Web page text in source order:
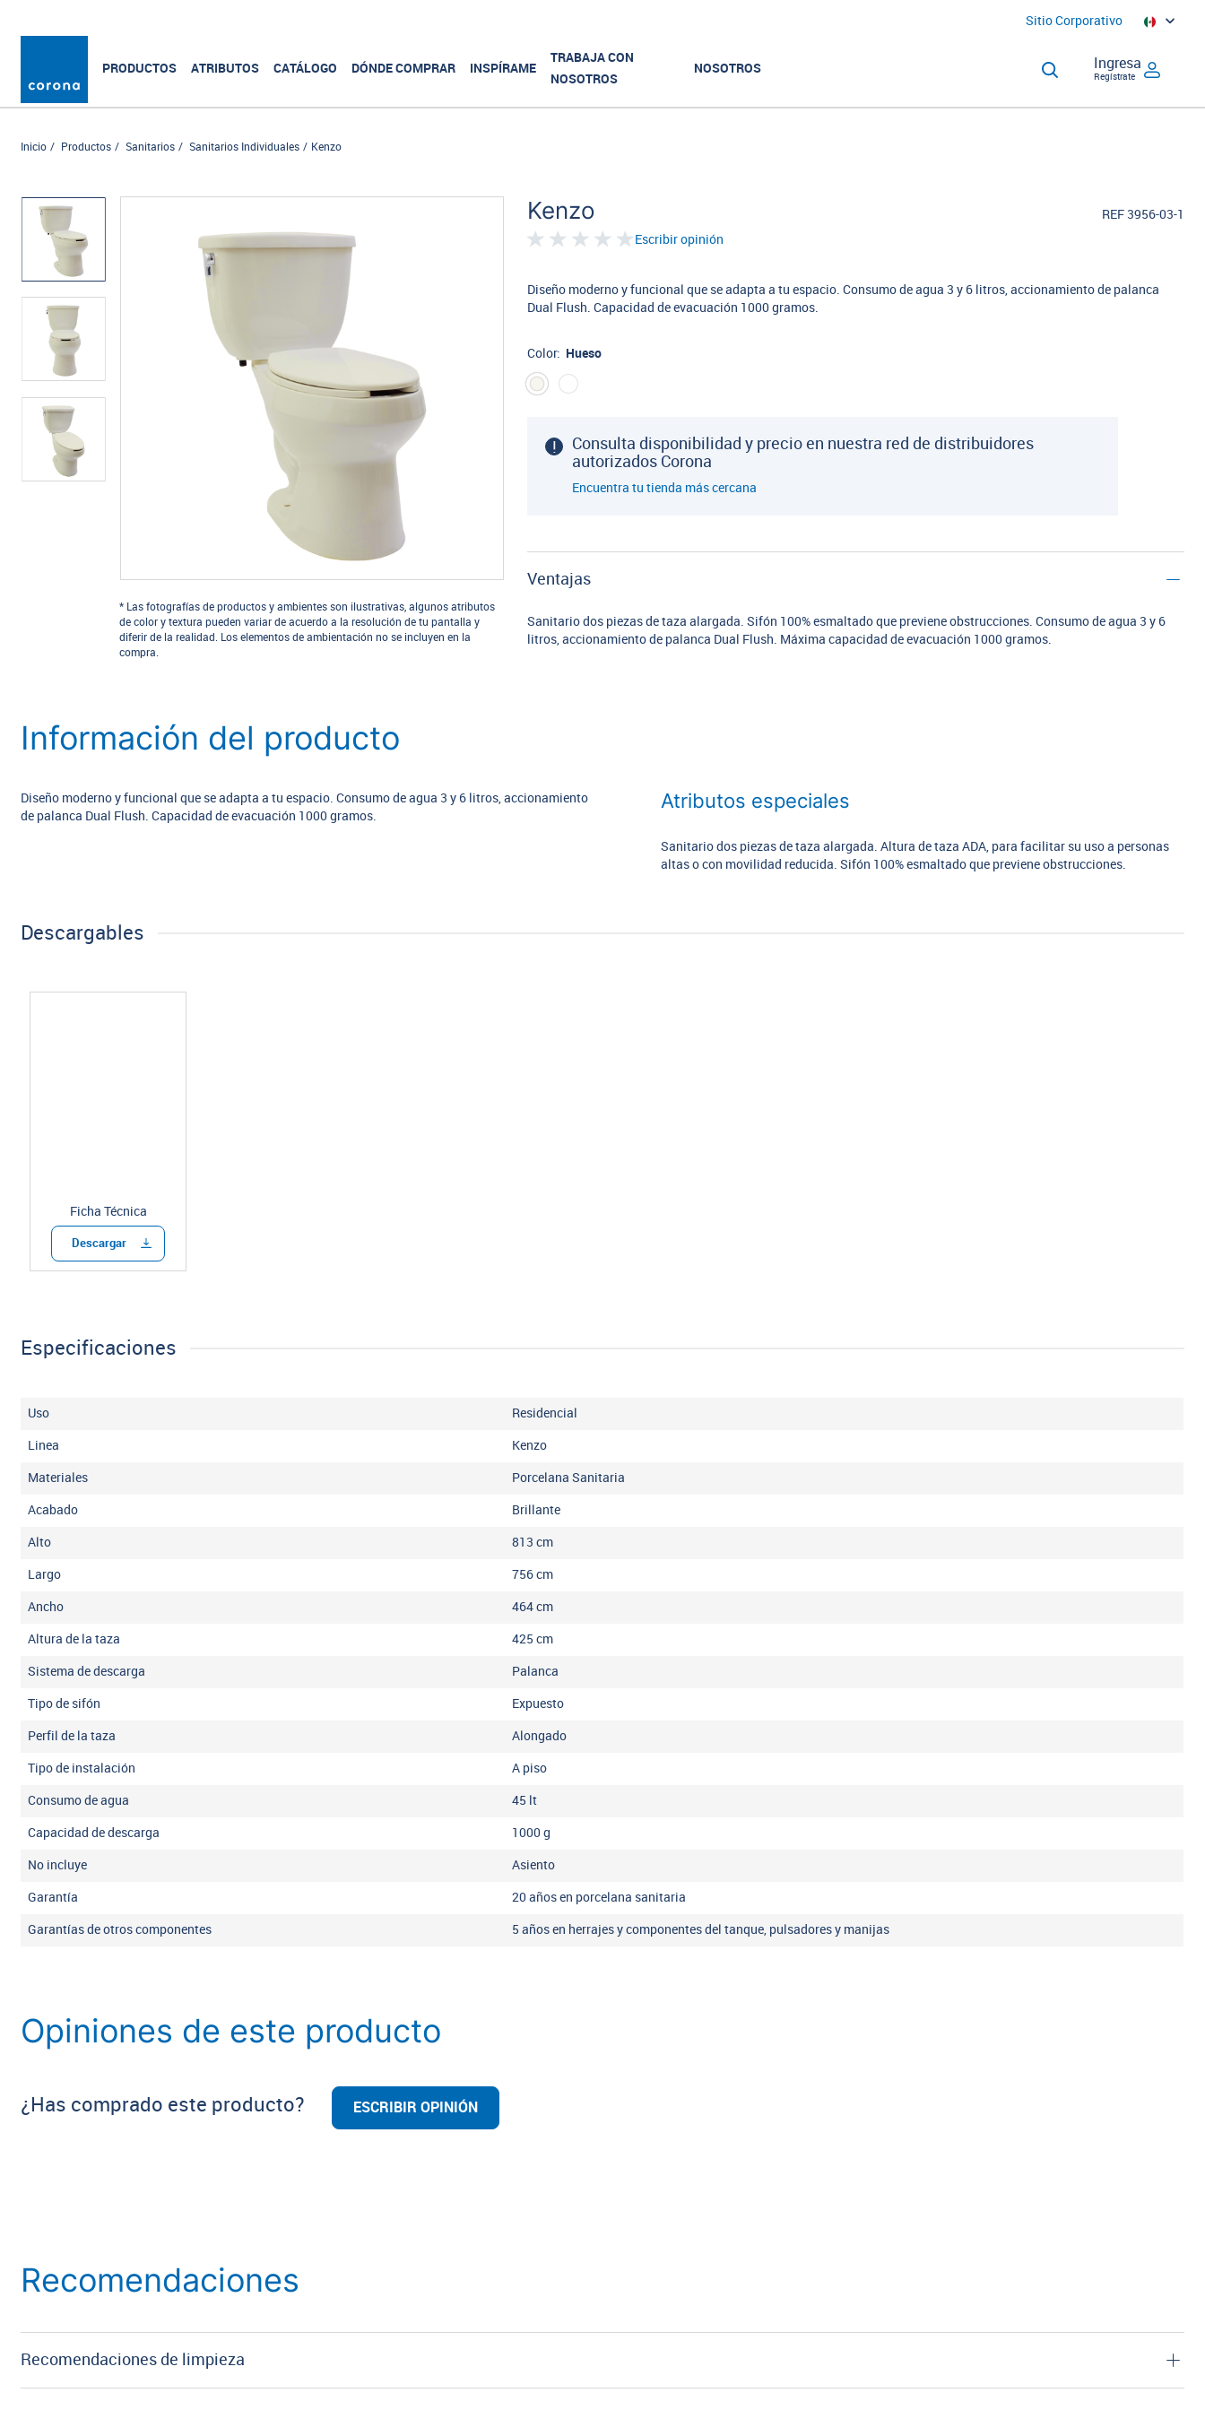
Sitio Corporativo
PRODUCTOS ATRIBUTOS CATÁLOGO DÓNDE COMPRAR INSPÍRAME
TRABAJA CON
NOSOTROS
NOSOTROS Ingresa
Regístrate
Inicio Productos Sanitarios Sanitarios Individuales Kenzo
Kenzo
REF 3956-03-1
Escribir opinión
* Las fotografías de productos y ambientes son ilustrativas, algunos atributos
de color y textura pueden variar de acuerdo a la resolución de tu pantalla y
diferir de la realidad. Los elementos de ambientación no se incluyen en la
compra.
Diseño moderno y funcional que se adapta a tu espacio. Consumo de agua 3 y 6 litros, accionamiento de palanca
Dual Flush. Capacidad de evacuación 1000 gramos.
Color: Hueso
Consulta disponibilidad y precio en nuestra red de distribuidores
autorizados Corona
Encuentra tu tienda más cercana
Ventajas
Sanitario dos piezas de taza alargada. Sifón 100% esmaltado que previene obstrucciones. Consumo de agua 3 y 6
litros, accionamiento de palanca Dual Flush. Máxima capacidad de evacuación 1000 gramos.
Información del producto
Diseño moderno y funcional que se adapta a tu espacio. Consumo de agua 3 y 6 litros, accionamiento
de palanca Dual Flush. Capacidad de evacuación 1000 gramos.
Atributos especiales
Sanitario dos piezas de taza alargada. Altura de taza ADA, para facilitar su uso a personas
altas o con movilidad reducida. Sifón 100% esmaltado que previene obstrucciones.
Descargables
Ficha Técnica
Descargar
Especificaciones
Uso Residencial
Linea Kenzo
Materiales Porcelana Sanitaria
Acabado Brillante
Alto 813 cm
Largo 756cm
Ancho 464cm
Altura de la taza 425 cm
Sistema de descarga Palanca
Tipo de sifón Expuesto
Perfil de la taza Alongado
Tipo de instalación A piso
Consumo de agua 45 lt
Capacidad de descarga 1000g
No incluye Asiento
Garantía 20 años en porcelana sanitaria
Garantías de otros componentes 5 años en herrajes y componentes del tanque, pulsadores y manijas
Opiniones de este producto
¿Has comprado este producto? ESCRIBIR OPINIÓN
Recomendaciones
Recomendaciones de limpieza